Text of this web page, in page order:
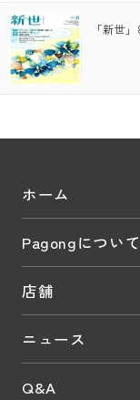
「新世
ホーム
Pagongについて
店舗
ニュース
Q&A